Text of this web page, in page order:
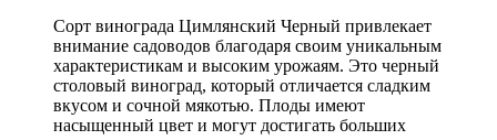
Сорт винограда Цимлянский Черный привлекает
внимание садоводов благодаря своим уникальным
характеристикам и высоким урожаям. Это черный
столовый виноград, который отличается сладким
вкусом и сочной мякотью. Плоды имеют
насыщенный цвет и могут достигать больших